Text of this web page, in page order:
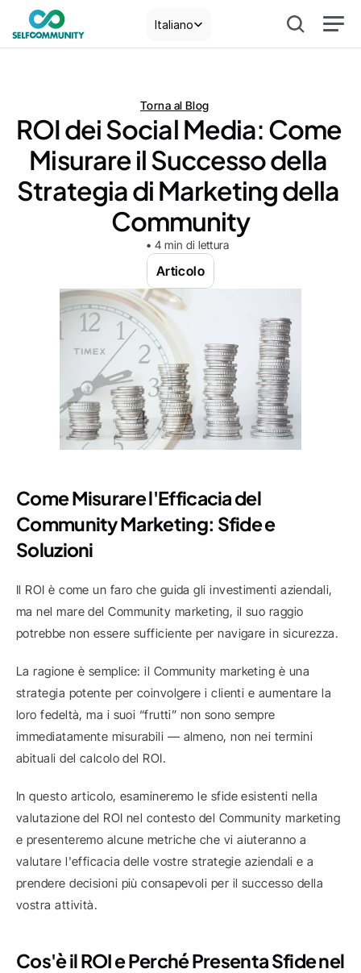
Italiano
Torna al Blog
ROI dei Social Media: Come
Misurare il Successo della
Strategia di Marketing della
Community
• 4 min di lettura
Articolo
Come Misurare l'Efficacia del
Community Marketing: Sfide e
Soluzioni
Il ROI è come un faro che guida gli investimenti aziendali,
ma nel mare del Community marketing, il suo raggio
potrebbe non essere sufficiente per navigare in sicurezza.
La ragione è semplice: il Community marketing è una
strategia potente per coinvolgere i clienti e aumentare la
loro fedeltà, ma i suoi “frutti” non sono sempre
immediatamente misurabili — almeno, non nei termini
abituali del calcolo del ROI.
In questo articolo, esamineremo le sfide esistenti nella
valutazione del ROI nel contesto del Community marketing
e presenteremo alcune metriche che vi aiuteranno a
valutare l'efficacia delle vostre strategie aziendali e a
prendere decisioni più consapevoli per il successo della
vostra attività.
Cos'è il ROI e Perché Presenta Sfide nel